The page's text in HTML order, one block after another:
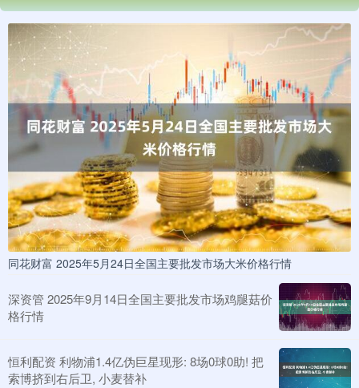
同花财富 2025年5月24日全国主要批发市场大米价格行情
深资管 2025年9月14日全国主要批发市场鸡腿菇价
格行情
恒利配资 利物浦1.4亿伪巨星现形: 8场0球0助! 把
索博挤到右后卫, 小麦替补